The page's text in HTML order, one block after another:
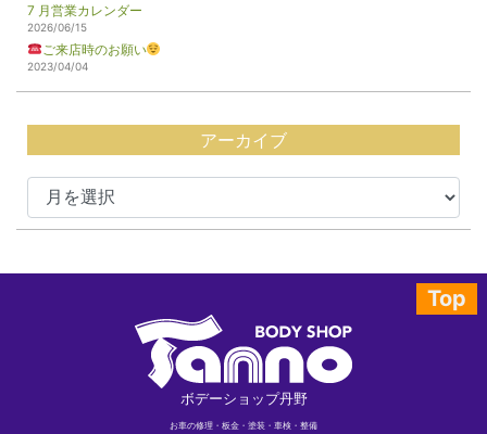
7 月営業カレンダー
2026/06/15
ご来店時のお願い
2023/04/04
アーカイブ
Top
ボデーショップ丹野
お車の修理・板金・塗装・車検・整備